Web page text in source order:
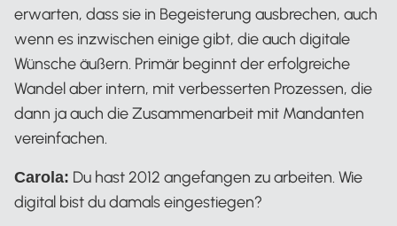
erwarten, dass sie in Begeisterung ausbrechen, auch
wenn es inzwischen einige gibt, die auch digitale
Wünsche äußern. Primär beginnt der erfolgreiche
Wandel aber intern, mit verbesserten Prozessen, die
dann ja auch die Zusammenarbeit mit Mandanten
vereinfachen.
Carola: Du hast 2012 angefangen zu arbeiten. Wie
digital bist du damals eingestiegen?